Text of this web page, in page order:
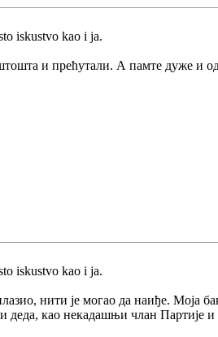
iskustvo kao i ja.
и прећутали. А памте дуже и
iskustvo kao i ja.
нити је могао да наиђе. Моја
деда, као некадашњи члан